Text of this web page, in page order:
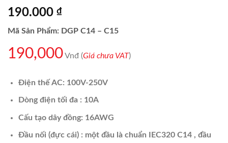
190.000 ₫
Mã Sản Phẩm: DGP C14 – C15
190,000Vnđ (Giá chưa VAT)
Điện thế AC: 100V-250V
Dòng điện tối đa : 10A
Cấu tạo dây đồng: 16AWG
Đầu nối (đực cái) : một đầu là chuẩn IEC320 C14 , đầu